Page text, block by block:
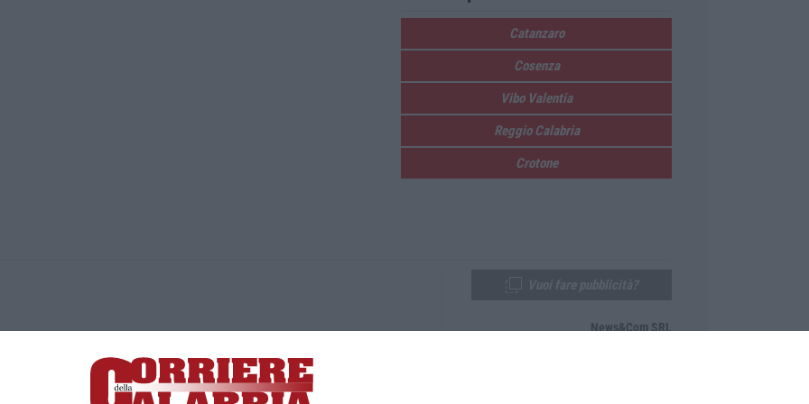
Catanzaro
Cosenza
Vibo Valentia
Reggio Calabria
Crotone
Lamezia Terme (CZ)
responsabile Paola Militano |Privacy
News&Com SRL